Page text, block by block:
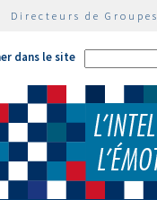
Directeurs de Groupes
dans le site